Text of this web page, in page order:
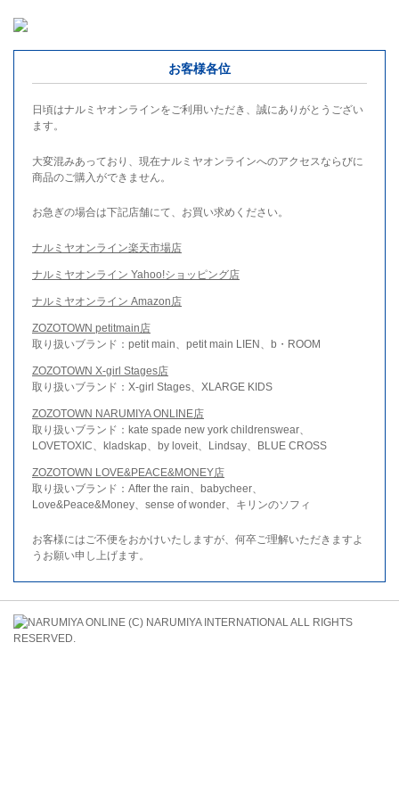
お客様各位
日頃はナルミヤオンラインをご利用いただき、誠にありがとうござい
ます。
大変混みあっており、現在ナルミヤオンラインへのアクセスならびに
商品のご購入ができません。
お急ぎの場合は下記店舗にて、お買い求めください。
ナルミヤオンライン楽天市場店
ナルミヤオンライン Yahoo!ショッピング店
ナルミヤオンライン Amazon店
ZOZOTOWN petitmain店
取り扱いブランド：petit main、petit main LIEN、b・ROOM
ZOZOTOWN X-girl Stages店
取り扱いブランド：X-girl Stages、XLARGE KIDS
ZOZOTOWN NARUMIYA ONLINE店
取り扱いブランド：kate spade new york childrenswear、
LOVETOXIC、kladskap、by loveit、Lindsay、BLUE CROSS
ZOZOTOWN LOVE&PEACE&MONEY店
取り扱いブランド：After the rain、babycheer、
Love&Peace&Money、sense of wonder、キリンのソフィ
お客様にはご不便をおかけいたしますが、何卒ご理解いただきますよ
うお願い申し上げます。